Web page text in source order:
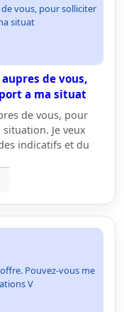
de vous, pour solliciter
situat
de vous,
a ma situat
de vous, pour
Je veux
indicatifs et du
Pouvez-vous me
V